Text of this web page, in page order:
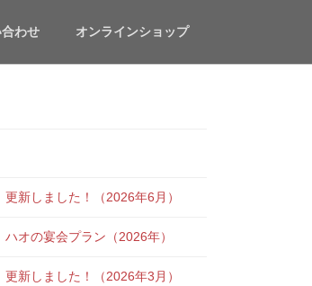
わせ オンラインショップ
更新しました！（2026年6月）
ハオの宴会プラン（2026年）
更新しました！（2026年3月）